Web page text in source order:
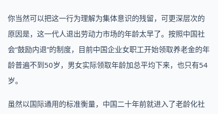
你当然可以把这一行为理解为集体意识的残留，可更深层次的
原因是，这一代人退出劳动力市场的年龄太早了。按照中国社
会“鼓励内退”的制度，目前中国企业女职工开始领取养老金的年
龄普遍不到50岁，男女实际领取年龄加总平均下来，也只有54
岁。
虽然以国际通用的标准衡量，中国二十年前就进入了老龄化社